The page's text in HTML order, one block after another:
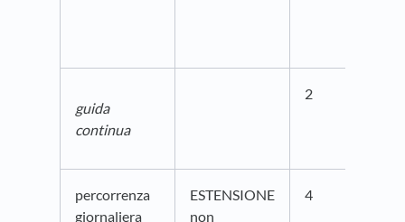
guida
continua
2
percorrenza
giornaliera
ESTENSIONE
non
4